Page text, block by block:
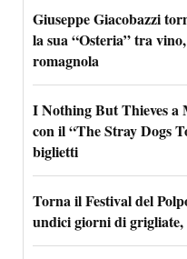
Giuseppe Giacobazzi
la sua “Osteria” tra
romagnola
I Nothing But Thieves a
con il “The Stray Dogs
biglietti
Torna il Festival del
undici giorni di grigliate,